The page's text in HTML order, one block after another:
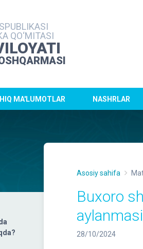
QO‘MITASI
MA'LUMOTLAR NASHRLAR
Asosiy sahifa
Buxoro
28/10/2024